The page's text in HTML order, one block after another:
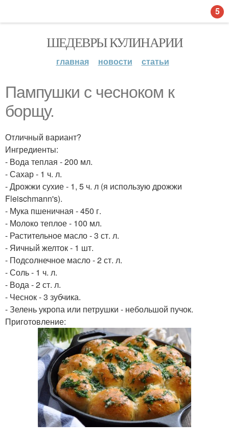
ШЕДЕВРЫ КУЛИНАРИИ
главная новости статьи
Пампушки с чесноком к
борщу.
Отличный вариант?
Ингредиенты:
- Вода теплая - 200 мл.
- Сахар - 1 ч. л.
- Дрожжи сухие - 1, 5 ч. л (я использую дрожжи
Fleischmann's).
- Мука пшеничная - 450 г.
- Молоко теплое - 100 мл.
- Растительное масло - 3 ст. л.
- Яичный желток - 1 шт.
- Подсолнечное масло - 2 ст. л.
- Соль - 1 ч. л.
- Вода - 2 ст. л.
- Чеснок - 3 зубчика.
- Зелень укропа или петрушки - небольшой пучок.
Приготовление:
5